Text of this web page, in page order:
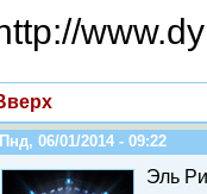
Пнд, 06/01/2014 - 09:22
Эль